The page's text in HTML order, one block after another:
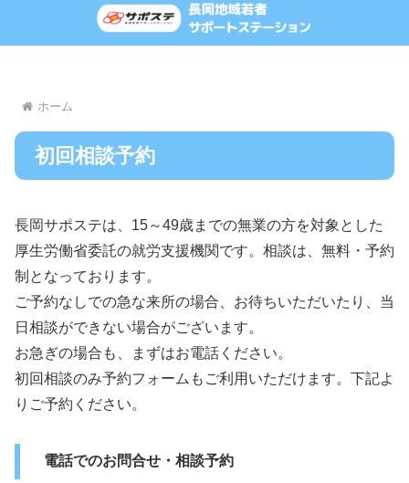
ホーム
初回相談予約
長岡サポステは、15～49歳までの無業の方を対象とした
厚生労働省委託の就労支援機関です。相談は、無料・予約
制となっております。
ご予約なしでの急な来所の場合、お待ちいただいたり、当
日相談ができない場合がございます。
お急ぎの場合も、まずはお電話ください。
初回相談のみ予約フォームもご利用いただけます。下記よ
りご予約ください。
電話でのお問合せ・相談予約